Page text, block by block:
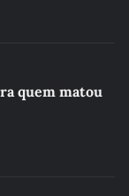
quem matou